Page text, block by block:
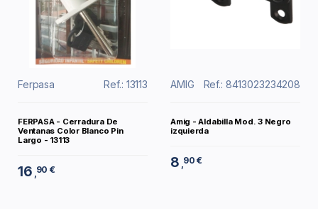
Ferpasa Ref.: 13113
FERPASA - Cerradura De
Ventanas Color Blanco Pin
Largo - 13113
16 ,90 €
AMIG Ref.: 8413023234208
Amig - Aldabilla Mod. 3 Negro
izquierda
8 ,90 €